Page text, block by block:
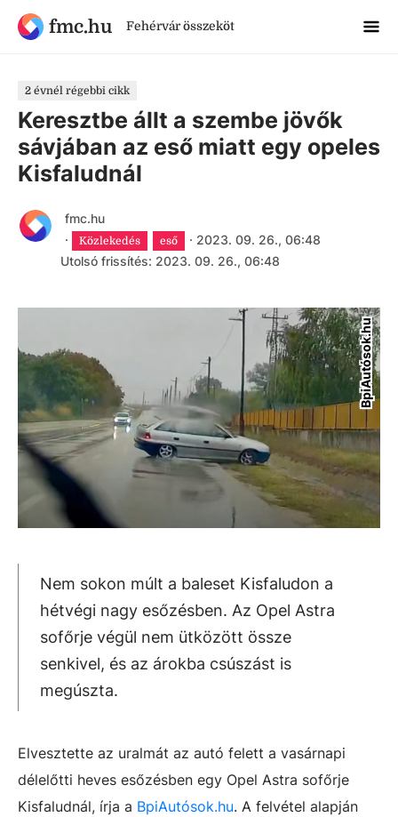
fmc.hu Fehérvár összeköt
2 évnél régebbi cikk
Keresztbe állt a szembe jövők
sávjában az eső miatt egy opeles
Kisfaludnál
fmc.hu
·
Közlekedés eső · 2023. 09. 26., 06:48
Utolsó frissítés: 2023. 09. 26., 06:48
BpiAutósok.hu
Nem sokon múlt a baleset Kisfaludon a
hétvégi nagy esőzésben. Az Opel Astra
sofőrje végül nem ütközött össze
senkivel, és az árokba csúszást is
megúszta.
Elvesztette az uralmát az autó felett a vasárnapi
délelőtti heves esőzésben egy Opel Astra sofőrje
Kisfaludnál, írja a BpiAutósok.hu. A felvétel alapján